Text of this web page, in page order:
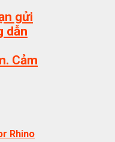
gửi
dẫn
Cảm
Rhino